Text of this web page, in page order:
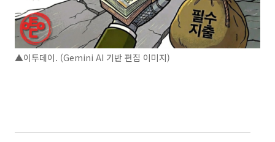
▲이투데이. (Gemini AI 기반 편집 이미지)